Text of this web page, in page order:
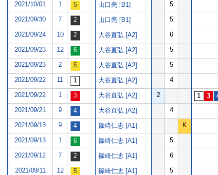
2021/10/01 1 山口亮 [B1] 5
2021/09/30 7 山口亮 [B1] 5
2021/09/24 10 大谷直弘 [A2] 6
2021/09/23 12 大谷直弘 [A2] 5
2021/09/23 2 大谷直弘 [A2] 5
2021/09/22 11 大谷直弘 [A2] 4
2021/09/22 1 大谷直弘 [A2] 2
2021/09/21 9 大谷直弘 [A2] 4
2021/09/13 9 篠崎仁志 [A1] K
2021/09/13 1 篠崎仁志 [A1] 5
2021/09/12 7 篠崎仁志 [A1] 6
2021/09/11 12 篠崎仁志 [A1] 5